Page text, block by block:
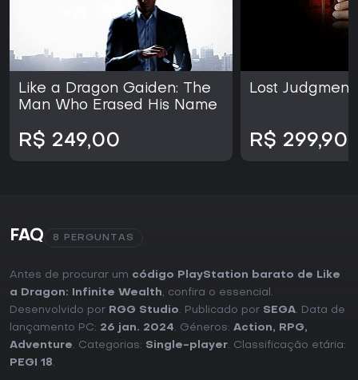
Like a Dragon Gaiden: The
Man Who Erased His Name
R$ 249,00
Lost Judgment
R$ 299,90
FAQ 8 PERGUNTAS
Antes de procurar um código PlayStation barato de Like
a Dragon: Infinite Wealth, confira o essencial.
Desenvolvido por RGG Studio. Publicado por SEGA. Data de
lançamento PC: 26 jan. 2024. Géneros: Action, RPG,
Adventure. Categorias: Single-player. Classificação etária:
PEGI 18.